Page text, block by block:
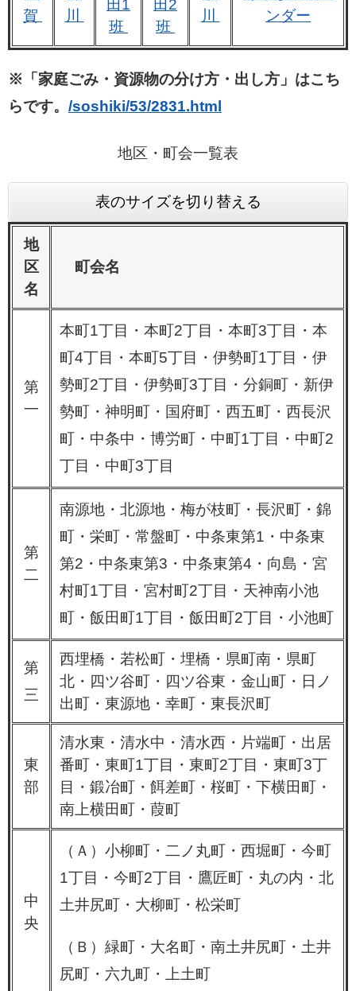
賀
川
田1
班
田2
班
川
ンダー
​※ 「家庭ごみ・資源物の分け方・出し方」はこち
らです。 /soshiki/53/2831.html
地区・町会一覧表
表のサイズを切り替える
地
区
名
町会名
第
一
本町1丁目・本町2丁目・本町3丁目・本
町4丁目・本町5丁目・伊勢町1丁​目・伊
勢町2丁目・伊勢町3丁目・分銅町・新伊
勢町・神明町・国府町・西五町・西長沢
町・中条中・博労町・中町1丁目・中町2
丁目・中町3丁目
第
二
南源地・北源地・梅が枝町・長沢町・錦
町・栄町・常盤町・中条東第1・中条東
第2・中条東第3・中条東第4・向島・宮
村町1丁目・宮村町2丁目・天神南小池
町・飯田町1丁目・飯田町2丁目・小池町
第
三
西埋橋・若松町・埋橋・県町南・県町
北・四ツ谷町・四ツ谷東・金山町・日ノ
出町・東源地・幸町・東長沢町
東
部
清水東・清水中・清水西・片端町・出居
番町・東町1丁目・東町2丁目・東町3丁
目・鍛冶町・餌差町・桜町・下横田町・
南上横田町・葭町
中
央
（Ａ）小柳町・二ノ丸町・西堀町・今町
1丁目・今町2丁目・鷹匠町・丸の内・北
土井尻町・大柳町・松栄町
（Ｂ）緑町・大名町・南土井尻町・土井
尻町・六九町・上土町